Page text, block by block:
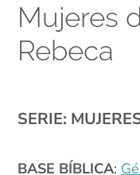
Mujeres
Rebeca
SERIE:
BASE BÍBLICA: